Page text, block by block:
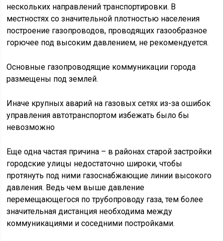
нескольких направлений транспортировки. В
местностях со значительной плотностью населения
построение газопроводов, проводящих газообразное
горючее под высоким давлением, не рекомендуется.
Основные газопроводящие коммуникации города
размещены под землей.
Иначе крупных аварий на газовых сетях из-за ошибок
управления автотранспортом избежать было бы
невозможно
Еще одна частая причина – в районах старой застройки
городские улицы недостаточно широки, чтобы
протянуть под ними газоснабжающие линии высокого
давления. Ведь чем выше давление
перемещающегося по трубопроводу газа, тем более
значительная дистанция необходима между
коммуникациями и соседними постройками.